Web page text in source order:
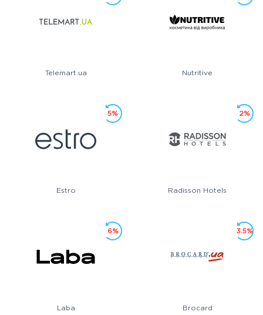
Telemart.ua Nutritive
Estro
5%
Radisson Hotels
2%
Laba
6%
Brocard
3.5%